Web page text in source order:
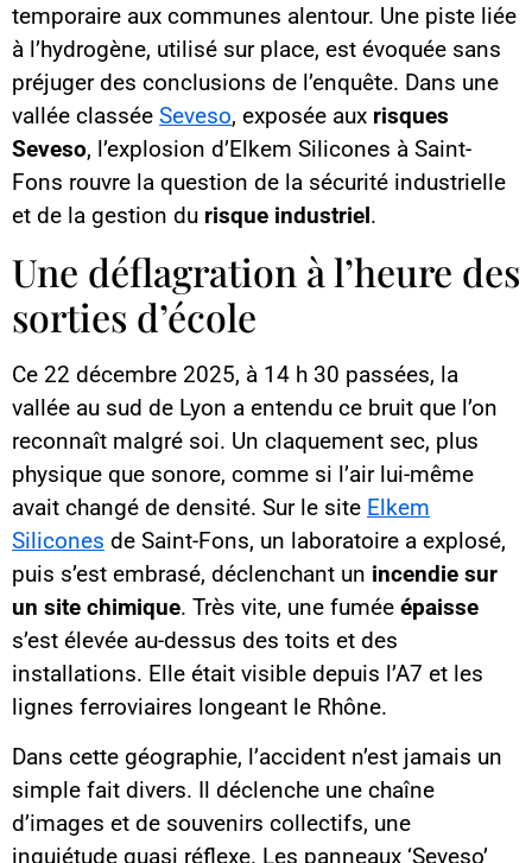
temporaire aux communes alentour. Une piste liée
à l’hydrogène, utilisé sur place, est évoquée sans
préjuger des conclusions de l’enquête. Dans une
vallée classée Seveso, exposée aux risques
Seveso, l’explosion d’Elkem Silicones à Saint-
Fons rouvre la question de la sécurité industrielle
et de la gestion du risque industriel.
Une déflagration à l’heure des
sorties d’école
Ce 22 décembre 2025, à 14 h 30 passées, la
vallée au sud de Lyon a entendu ce bruit que l’on
reconnaît malgré soi. Un claquement sec, plus
physique que sonore, comme si l’air lui-même
avait changé de densité. Sur le site Elkem
Silicones de Saint-Fons, un laboratoire a explosé,
puis s’est embrasé, déclenchant un incendie sur
un site chimique. Très vite, une fumée épaisse
s’est élevée au-dessus des toits et des
installations. Elle était visible depuis l’A7 et les
lignes ferroviaires longeant le Rhône.
Dans cette géographie, l’accident n’est jamais un
simple fait divers. Il déclenche une chaîne
d’images et de souvenirs collectifs, une
inquiétude quasi réflexe. Les panneaux ‘Seveso’